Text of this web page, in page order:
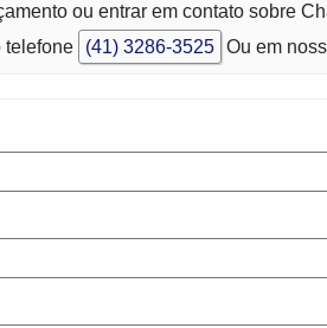
ou entrar em contato sobre
telefone
(41) 3286-3525 Ou em